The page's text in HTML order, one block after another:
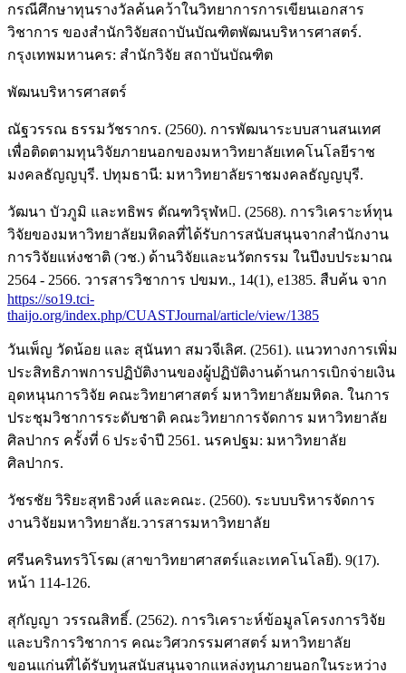
กรณีศึกษาทุนรางวัลค้นคว้าในวิทยาการการเขียนเอกสาร
วิชาการ ของสำนักวิจัยสถาบันบัณฑิตพัฒนบริหารศาสตร์.
กรุงเทพมหานคร: สำนักวิจัย สถาบันบัณฑิต
พัฒนบริหารศาสตร์
ณัฐวรรณ ธรรมวัชรากร. (2560). การพัฒนาระบบสานสนเทศ
เพื่อติดตามทุนวิจัยภายนอกของมหาวิทยาลัยเทคโนโลยีราช
มงคลธัญญบุรี. ปทุมธานี: มหาวิทยาลัยราชมงคลธัญญบุรี.
วัฒนา บัวภูมิ และทธิพร ตัณฑวิรุฬห. (2568). การวิเคราะห์ทุน
วิจัยของมหาวิทยาลัยมหิดลที่ได้รับการสนับสนุนจากสำนักงาน
การวิจัยแห่งชาติ (วช.) ด้านวิจัยและนวัตกรรม ในปีงบประมาณ
2564 - 2566. วารสารวิชาการ ปขมท., 14(1), e1385. สืบค้น จาก
https://so19.tci-
thaijo.org/index.php/CUASTJournal/article/view/1385
วันเพ็ญ วัดน้อย และ สุนันทา สมวจีเลิศ. (2561). แนวทางการเพิ่ม
ประสิทธิภาพการปฏิบัติงานของผู้ปฏิบัติงานด้านการเบิกจ่ายเงิน
อุดหนุนการวิจัย คณะวิทยาศาสตร์ มหาวิทยาลัยมหิดล. ในการ
ประชุมวิชาการระดับชาติ คณะวิทยาการจัดการ มหาวิทยาลัย
ศิลปากร ครั้งที่ 6 ประจำปี 2561. นรคปฐม: มหาวิทยาลัย
ศิลปากร.
วัชรชัย วิริยะสุทธิวงศ์ และคณะ. (2560). ระบบบริหารจัดการ
งานวิจัยมหาวิทยาลัย.วารสารมหาวิทยาลัย
ศรีนครินทรวิโรฒ (สาขาวิทยาศาสตร์และเทคโนโลยี). 9(17).
หน้า 114-126.
สุกัญญา วรรณสิทธิ์. (2562). การวิเคราะห์ข้อมูลโครงการวิจัย
และบริการวิชาการ คณะวิศวกรรมศาสตร์ มหาวิทยาลัย
ขอนแก่นที่ได้รับทุนสนับสนุนจากแหล่งทุนภายนอกในระหว่าง